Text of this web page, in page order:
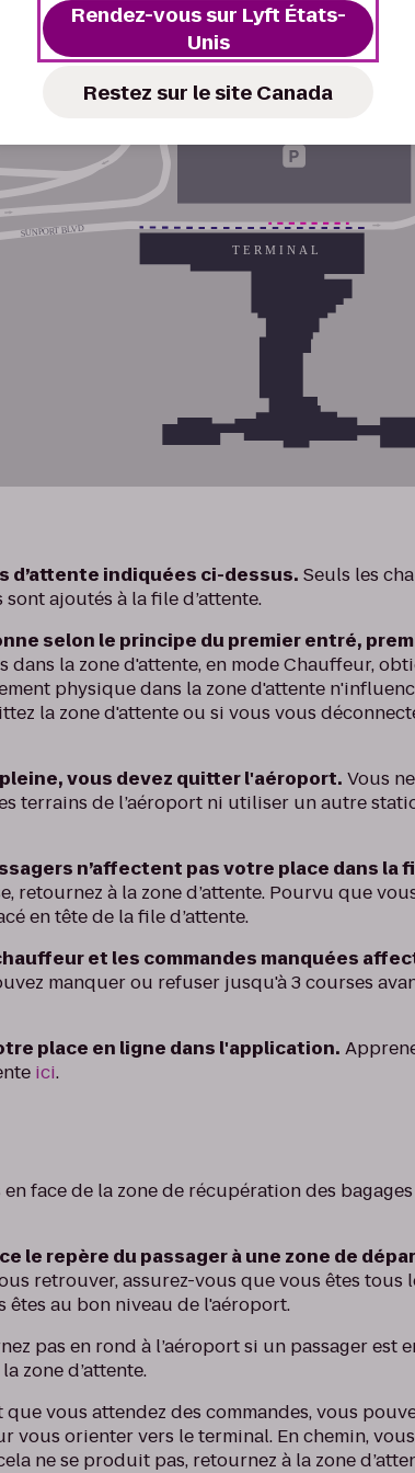
d’attente indiquées ci-dessus. Seuls les
sont ajoutés à la file d’attente.
selon le principe du premier entré,
la zone d'attente, en mode Chauffeur,
physique dans la zone d'attente
la zone d'attente ou si vous vous
vous devez quitter l'aéroport. Vous
terrains de l’aéroport ni utiliser un autre
n’affectent pas votre place dans la
retournez à la zone d’attente. Pourvu que
en tête de la file d’attente.
et les commandes manquées
manquer ou refuser jusqu'à 3 courses
place en ligne dans l'application.
ici.
face de la zone de récupération des
le repère du passager à une zone de
retrouver, assurez-vous que vous êtes tous
êtes au bon niveau de l'aéroport.
pas en rond à l’aéroport si un passager est
zone d’attente.
que vous attendez des commandes, vous
vous orienter vers le terminal. En chemin,
ne se produit pas, retournez à la zone
Rendez-vous sur Lyft États-
Unis
Restez sur le site Canada